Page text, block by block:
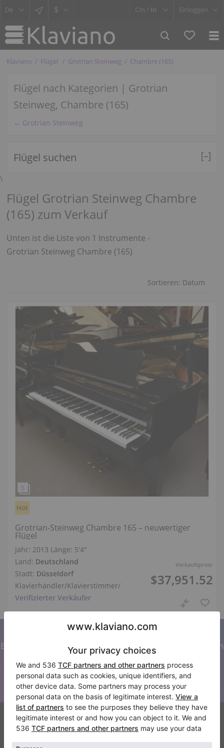
$ Cm / In Einloggen
Klaviano Flügel Grotrian Steinweg Chambre (165)
Flügel nach Kategorien | Grotrian
Steinweg, Chambre (165)
← Grotrian Steinweg
Flügel suchen
\
Flügel Grotrian Steinweg Chambre
(165) zum Verkauf
Unten ist die Liste von 1 Instrumente -
Grotrian Steinweg Chambre (165)
Sortieren: Datum
Verkaufspreis:
$37,951.52
Hot
Grotrian‑Steinweg Chambre 165 – neuwertiger
Flügel
Jahr: 2013 Länge: 5′4″
Land: Deutschland
Stadt: Düsseldorf
Klavierhändler/Klavierstimmer/
Verifizierter Verkäufer
Abonnieren Sie unseren Newsletter
Bleiben Sie auf dem Laufenden mit allen Neuigkeiten von
Klaviano
Klaviano